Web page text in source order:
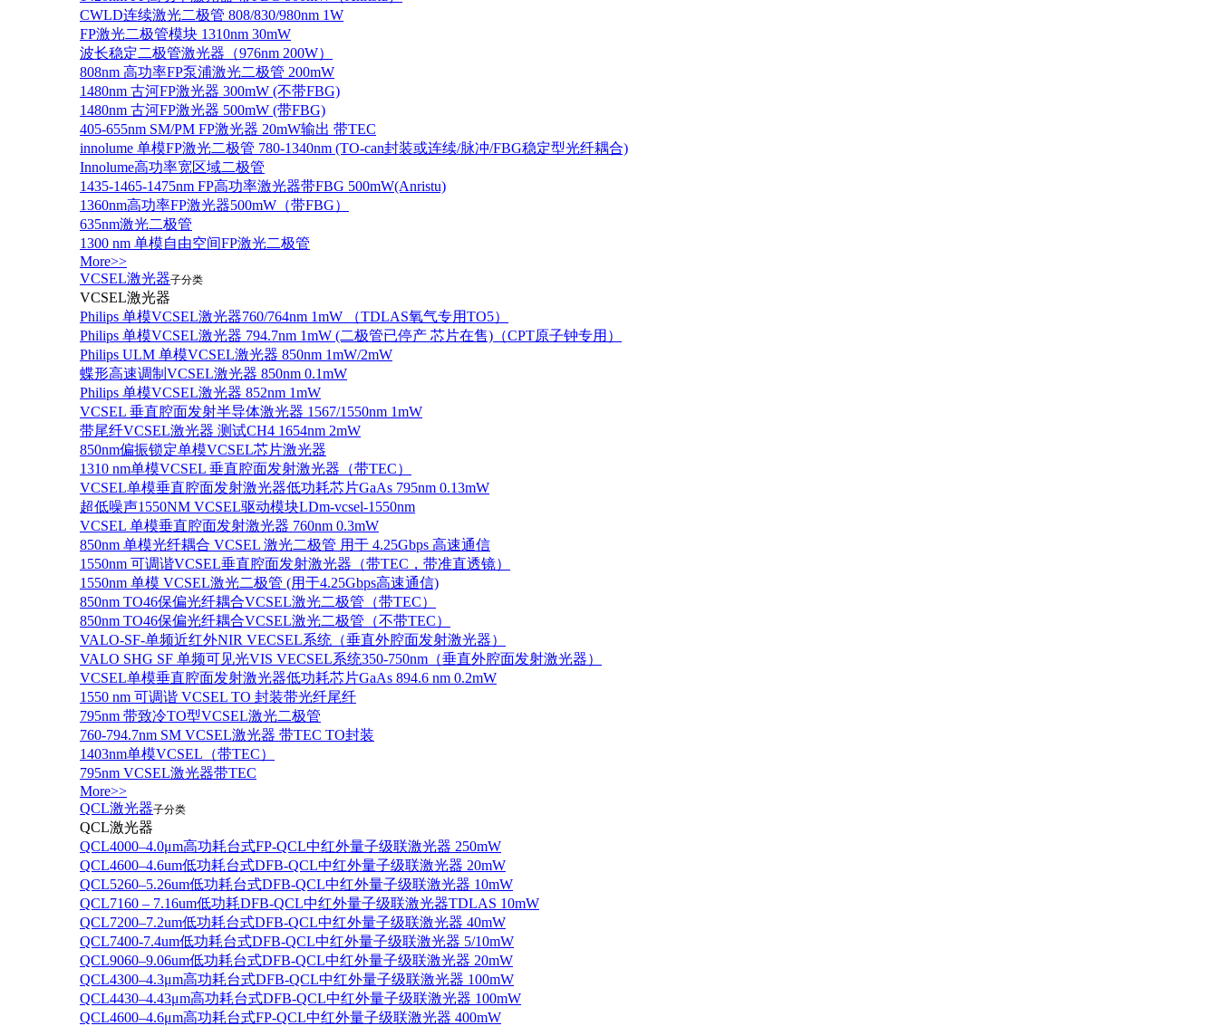
CWLD连续激光二极管 808/830/980nm 1W
FP激光二极管模块 1310nm 30mW
波长稳定二极管激光器（976nm 200W）
808nm 高功率FP泵浦激光二极管 200mW
1480nm 古河FP激光器 300mW (不带FBG)
1480nm 古河FP激光器 500mW (带FBG)
405-655nm SM/PM FP激光器 20mW输出 带TEC
innolume 单模FP激光二极管 780-1340nm (TO-can封装或连续/脉冲/FBG稳定型光纤耦合)
Innolume高功率宽区域二极管
1435-1465-1475nm FP高功率激光器带FBG 500mW(Anristu)
1360nm高功率FP激光器500mW（带FBG）
635nm激光二极管
1300 nm 单模自由空间FP激光二极管
More>>
VCSEL激光器子分类
VCSEL激光器
Philips 单模VCSEL激光器760/764nm 1mW （TDLAS氧气专用TO5）
Philips 单模VCSEL激光器 794.7nm 1mW (二极管已停产 芯片在售)（CPT原子钟专用）
Philips ULM 单模VCSEL激光器 850nm 1mW/2mW
蝶形高速调制VCSEL激光器 850nm 0.1mW
Philips 单模VCSEL激光器 852nm 1mW
VCSEL 垂直腔面发射半导体激光器 1567/1550nm 1mW
带尾纤VCSEL激光器 测试CH4 1654nm 2mW
850nm偏振锁定单模VCSEL芯片激光器
1310 nm单模VCSEL 垂直腔面发射激光器（带TEC）
VCSEL单模垂直腔面发射激光器低功耗芯片GaAs 795nm 0.13mW
超低噪声1550NM VCSEL驱动模块LDm-vcsel-1550nm
VCSEL 单模垂直腔面发射激光器 760nm 0.3mW
850nm 单模光纤耦合 VCSEL 激光二极管 用于 4.25Gbps 高速通信
1550nm 可调谐VCSEL垂直腔面发射激光器（带TEC，带准直透镜）
1550nm 单模 VCSEL激光二极管 (用于4.25Gbps高速通信)
850nm TO46保偏光纤耦合VCSEL激光二极管（带TEC）
850nm TO46保偏光纤耦合VCSEL激光二极管（不带TEC）
VALO-SF-单频近红外NIR VECSEL系统（垂直外腔面发射激光器）
VALO SHG SF 单频可见光VIS VECSEL系统350-750nm（垂直外腔面发射激光器）
VCSEL单模垂直腔面发射激光器低功耗芯片GaAs 894.6 nm 0.2mW
1550 nm 可调谐 VCSEL TO 封装带光纤尾纤
795nm 带致冷TO型VCSEL激光二极管
760-794.7nm SM VCSEL激光器 带TEC TO封装
1403nm单模VCSEL（带TEC）
795nm VCSEL激光器带TEC
More>>
QCL激光器子分类
QCL激光器
QCL4000–4.0μm高功耗台式FP-QCL中红外量子级联激光器 250mW
QCL4600–4.6um低功耗台式DFB-QCL中红外量子级联激光器 20mW
QCL5260–5.26um低功耗台式DFB-QCL中红外量子级联激光器 10mW
QCL7160 – 7.16um低功耗DFB-QCL中红外量子级联激光器TDLAS 10mW
QCL7200–7.2um低功耗台式DFB-QCL中红外量子级联激光器 40mW
QCL7400-7.4um低功耗台式DFB-QCL中红外量子级联激光器 5/10mW
QCL9060–9.06um低功耗台式DFB-QCL中红外量子级联激光器 20mW
QCL4300–4.3μm高功耗台式DFB-QCL中红外量子级联激光器 100mW
QCL4430–4.43μm高功耗台式DFB-QCL中红外量子级联激光器 100mW
QCL4600–4.6μm高功耗台式FP-QCL中红外量子级联激光器 400mW